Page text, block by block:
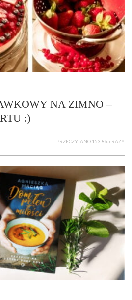
NA ZIMNO –
:)
PRZECZYTANO 153 865 RAZY